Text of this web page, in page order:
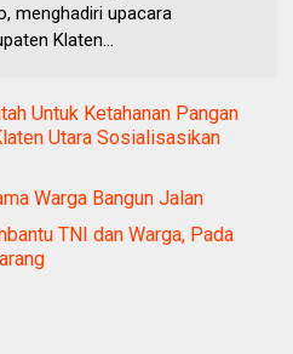
menghadiri upacara
Klaten...
Untuk Ketahanan Pangan
Utara Sosialisasikan
Warga Bangun Jalan
TNI dan Warga, Pada